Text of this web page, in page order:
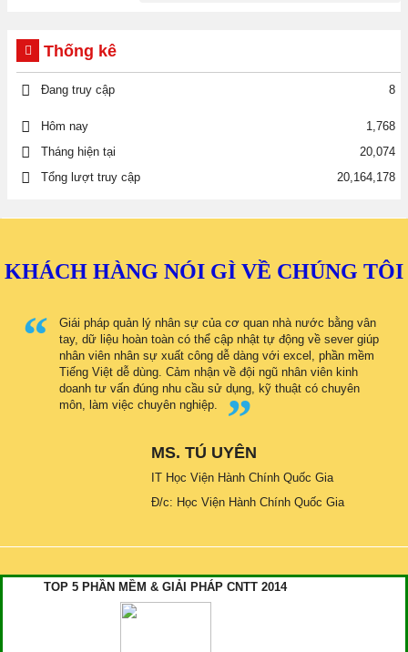
Thống kê
Đang truy cập 8
Hôm nay
1,768
Tháng hiện tại
20,074
Tổng lượt truy cập
20,164,178
KHÁCH HÀNG NÓI GÌ VỀ CHÚNG TÔI
Giái pháp quản lý nhân sự của cơ quan nhà nước bằng vân
tay, dữ liệu hoàn toàn có thể cập nhật tự động về sever giúp
nhân viên nhân sự xuất công dễ dàng với excel, phần mềm
Tiếng Việt dễ dùng. Cảm nhận về đội ngũ nhân viên kinh
doanh tư vấn đúng nhu cầu sử dụng, kỹ thuật có chuyên
môn, làm việc chuyên nghiệp.
MS. TÚ UYÊN
IT Học Viện Hành Chính Quốc Gia
Đ/c: Học Viện Hành Chính Quốc Gia
TOP 5 PHẦN MỀM & GIẢI PHÁP CNTT 2014